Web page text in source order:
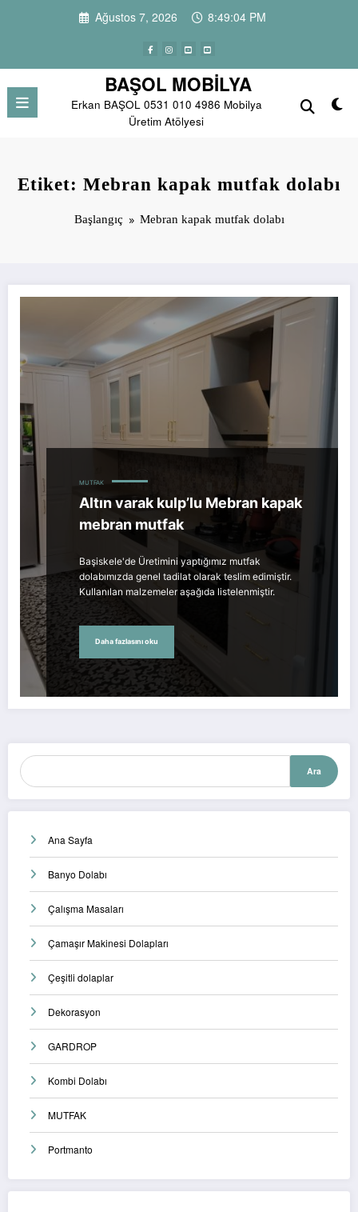
Ağustos 7, 2026 8:49:04 PM
BAŞOL MOBİLYA
Erkan BAŞOL 0531 010 4986 Mobilya
Üretim Atölyesi
Etiket: Mebran kapak mutfak dolabı
Başlangıç Mebran kapak mutfak dolabı
MUTFAK
Altın varak kulp’lu Mebran kapak
mebran mutfak
Başiskele'de Üretimini yaptığımız mutfak
dolabımızda genel tadilat olarak teslim edimiştir.
Kullanılan malzemeler aşağıda listelenmiştir.
Daha fazlasını oku
Ara Ara
Ana Sayfa
Banyo Dolabı
Çalışma Masaları
Çamaşır Makinesi Dolapları
Çeşitli dolaplar
Dekorasyon
GARDROP
Kombi Dolabı
MUTFAK
Portmanto